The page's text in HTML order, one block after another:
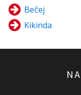
Bečej
Kikinda